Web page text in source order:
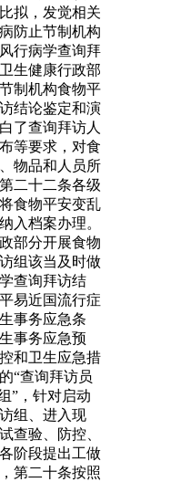
拟，发觉相关
防止节制机构
行病学查询拜
生健康行政部
制机构食物平
结论鉴定和演
了查询拜访人
等要求，对食
物品和人员所
二十二条各级
食物平安变乱
入档案办理。
部分开展食物
组该当及时做
查询拜访结
易近国流行症
事务应急条
事务应急预
和卫生应急措
“查询拜访员
”，针对启动
组、进入现
查验、防控、
阶段提出工做
第二十条按照